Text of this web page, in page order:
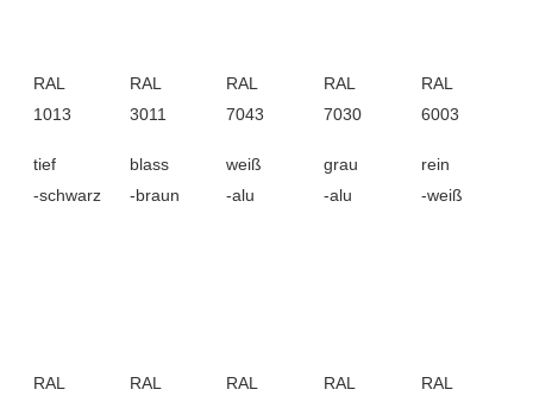
RAL
1013
RAL
3011
RAL
7043
RAL
7030
RAL
6003
tief
-schwarz
blass
-braun
weiß
-alu
grau
-alu
rein
-weiß
RAL
RAL
RAL
RAL
RAL